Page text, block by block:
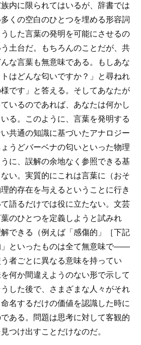
内に限られてはいるが、辞書では
くの空白のひとつを埋める形容詞
した言葉の発明を可能にさせるの
土台だ。もちろんのことだが、共
な言葉も無意味である。もしあな
はどんな匂いですか？」と尋ねれ
です」と答える。そしてあなたが
いるのであれば、あなたは何かし
る。このように、言葉を発明する
共通の知識に基づいたアナロジー
うどバーベナの匂いといった物理
に、誤解の余地なく参照できる基
い。実質的にこれは言葉に（おそ
的存在を与えるということに行き
語るだけでは役に立たない。文芸
のひとつを定義しようと試みれ
できる（例えば「感傷的」［下記
」といったものは全て無意味で――
者ごとに異なる意味を持ってい
何か間違えようのない形で示して
した後で、さまざまな人々がそれ
名するだけの価値を認識した時に
ある。問題は思考に対して客観的
つけ出すことだけなのだ。